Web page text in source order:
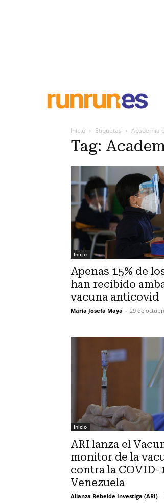
Inicio Etiquetas Academia
Tag:
Inicio
Apenas 15% de
han recibido
vacuna anticovid
Maria Josefa Maya - 29 de
Inicio
ARI lanza el
monitor de la
contra la COVID-
Venezuela
Alianza Rebelde Investiga (ARI) -